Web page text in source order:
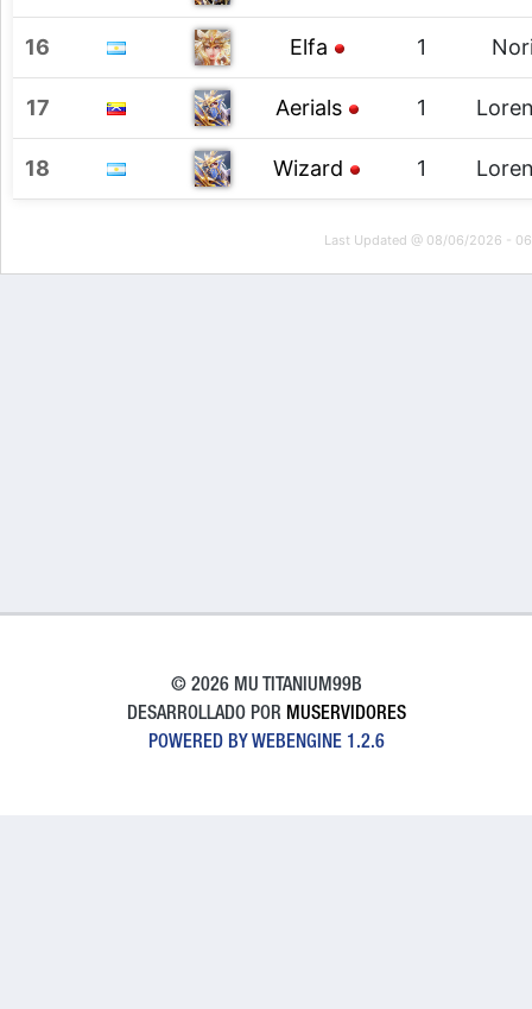
16 Elfa 1
17 Aerials 1
18 Wizard 1
Last Updated @ 08/06/2026 -
© 2026 MU TITANIUM99B
DESARROLLADO POR MUSERVIDORES
POWERED BY WEBENGINE 1.2.6